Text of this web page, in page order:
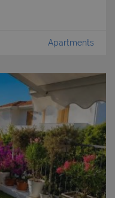
Apartments